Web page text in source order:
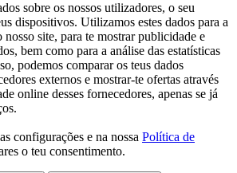
sobre os nossos utilizadores, o seu
dispositivos. Utilizamos estes dados para a
site, para te mostrar publicidade e
bem como para a análise das estatísticas
podemos comparar os teus dados
externos e mostrar-te ofertas através
online desses fornecedores, apenas se já
configurações e na nossa Política de
o teu consentimento.